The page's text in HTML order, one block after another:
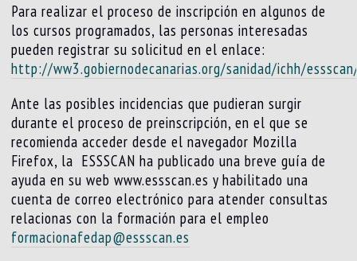
Para realizar el proceso de inscripción en algunos de
los cursos programados, las personas interesadas
pueden registrar su solicitud en el enlace:
http://ww3.gobiernodecanarias.org/sanidad/ichh/
Ante las posibles incidencias que pudieran surgir
durante el proceso de preinscripción, en el que se
recomienda acceder desde el navegador Mozilla
Firefox, la ESSSCAN ha publicado una breve guía de
ayuda en su web www.essscan.es y habilitado una
cuenta de correo electrónico para atender consultas
relacionas con la formación para el empleo
formacionafedap@essscan.es